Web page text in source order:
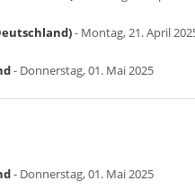
- Montag, 21. April
- Donnerstag, 01. Mai 2025
- Donnerstag, 01. Mai 2025